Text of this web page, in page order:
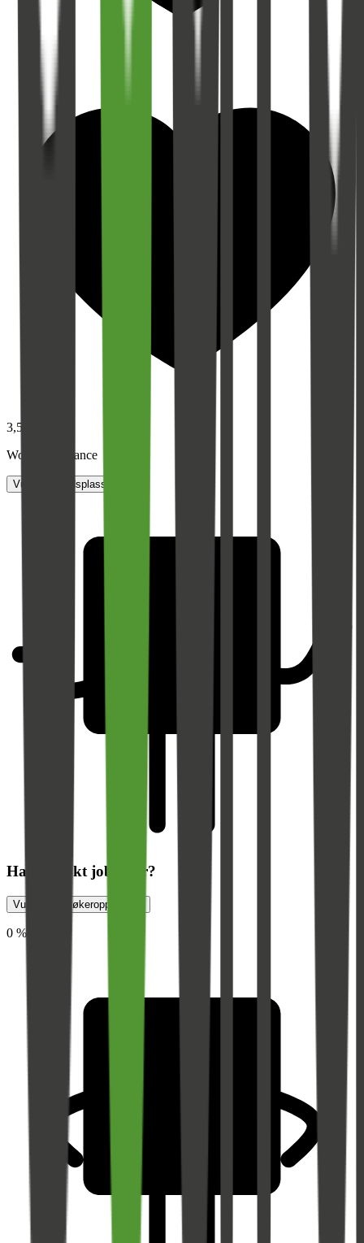
3,5
Work-life balance
Vurder arbeidsplass
Har du søkt jobb her?
Vurder jobbsøkeropplevelse
0 %